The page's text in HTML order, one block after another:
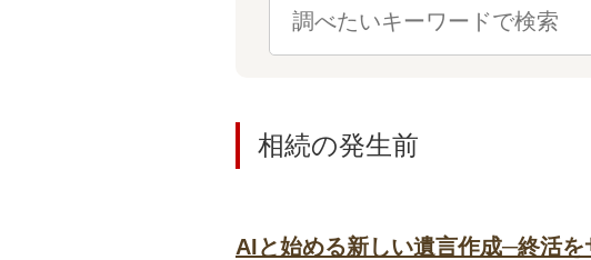
相続の発生前
AIと始める新しい遺言作成─終活